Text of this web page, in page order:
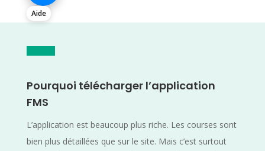
Aide
Pourquoi télécharger l’application
FMS
L’application est beaucoup plus riche. Les courses sont
bien plus détaillées que sur le site. Mais c’est surtout